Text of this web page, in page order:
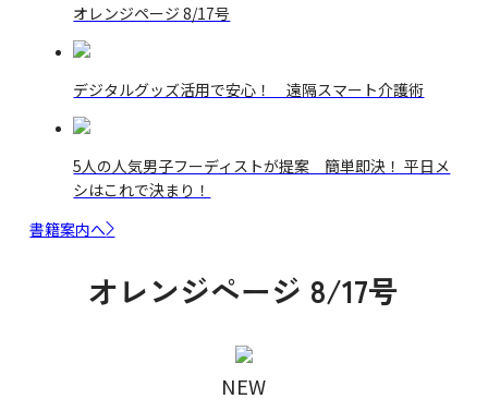
オレンジページ 8/17号
デジタルグッズ活用で安心！ 遠隔スマート介護術
5人の人気男子フーディストが提案 簡単即決！ 平日メ
シはこれで決まり！
書籍案内へ
オレンジページ 8/17号
NEW